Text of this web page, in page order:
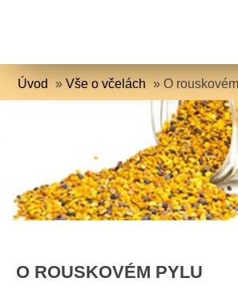
Úvod »Vše o včelách »O
O ROUSKOVÉM PYLU